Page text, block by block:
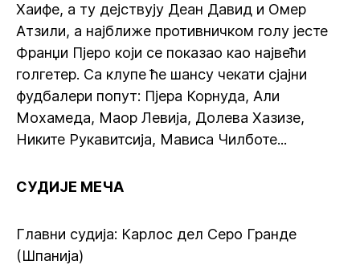
Хаифе, а ту дејствују Деан Давид и Омер
Атзили, а најближе противничком голу јесте
Франџи Пјеро који се показао као највећи
голгетер. Са клупе ће шансу чекати сјајни
фудбалери попут: Пјера Корнуда, Али
Мохамеда, Маор Левија, Долева Хазизе,
Никите Рукавитсија, Мависа Чилботе...
СУДИЈЕ МЕЧА
Главни судија: Карлос дел Серо Гранде
(Шпанија)